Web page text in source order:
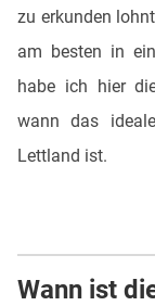
zu erkunden
am besten in
habe ich hier
wann das
Lettland ist.
Wann ist